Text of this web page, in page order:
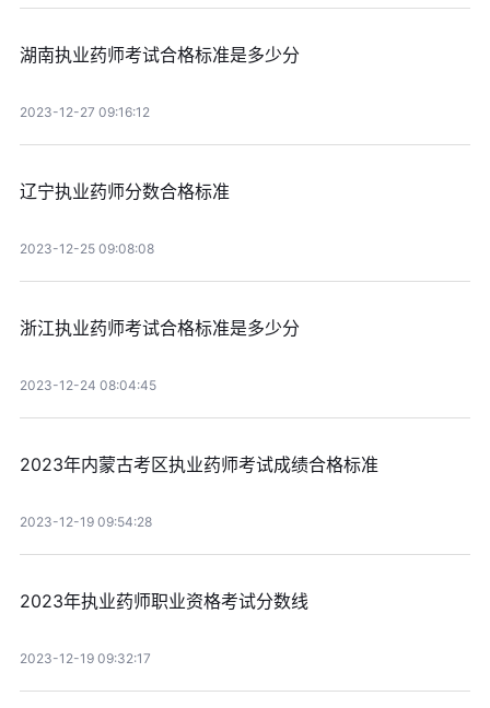
湖南执业药师考试合格标准是多少分
2023-12-27 09:16:12
辽宁执业药师分数合格标准
2023-12-25 09:08:08
浙江执业药师考试合格标准是多少分
2023-12-24 08:04:45
2023年内蒙古考区执业药师考试成绩合格标准
2023-12-19 09:54:28
2023年执业药师职业资格考试分数线
2023-12-19 09:32:17